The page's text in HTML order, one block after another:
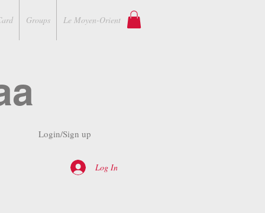
Groups Le Moyen-Orient
Login/Sign up
Log In